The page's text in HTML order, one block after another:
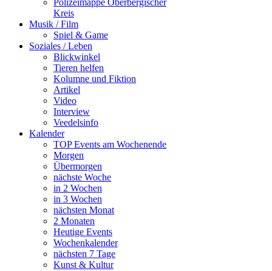
Polizeimappe Oberbergischer
Kreis
Musik / Film
Spiel & Game
Soziales / Leben
Blickwinkel
Tieren helfen
Kolumne und Fiktion
Artikel
Video
Interview
Veedelsinfo
Kalender
TOP Events am Wochenende
Morgen
Übermorgen
nächste Woche
in 2 Wochen
in 3 Wochen
nächsten Monat
2 Monaten
Heutige Events
Wochenkalender
nächsten 7 Tage
Kunst & Kultur